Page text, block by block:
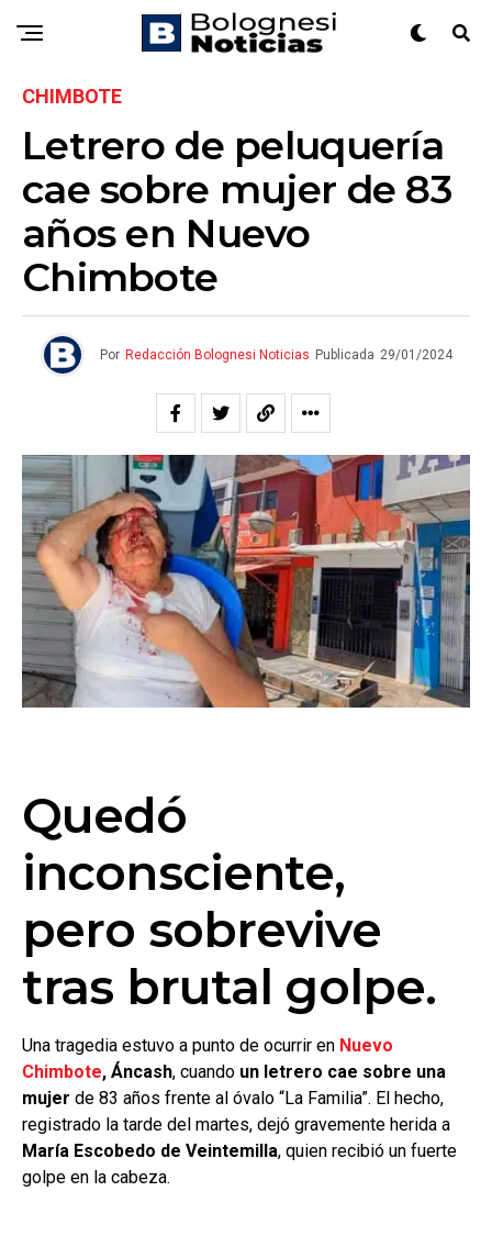
CHIMBOTE
Letrero de peluquería
cae sobre mujer de 83
años en Nuevo
Chimbote
Por Redacción Bolognesi Noticias Publicada 29/01/2024
Quedó
inconsciente,
pero sobrevive
tras brutal golpe.
Una tragedia estuvo a punto de ocurrir en Nuevo
Chimbote, Áncash, cuando un letrero cae sobre una
mujer de 83 años frente al óvalo “La Familia”. El hecho,
registrado la tarde del martes, dejó gravemente herida a
María Escobedo de Veintemilla, quien recibió un fuerte
golpe en la cabeza.